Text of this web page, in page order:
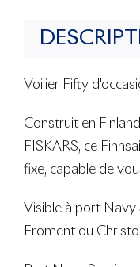
Voilier Fifty
Construit en
FISKARS, ce
fixe, capable de
Visible à port Navy
Froment ou